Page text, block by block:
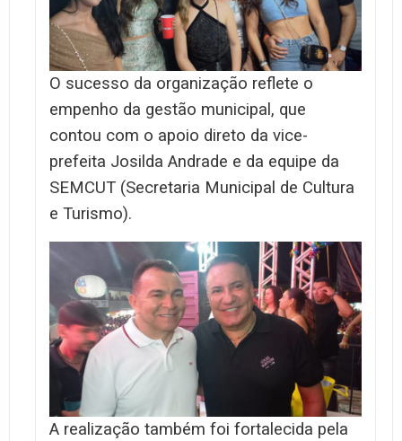
O sucesso da organização reflete o
empenho da gestão municipal, que
contou com o apoio direto da vice-
prefeita Josilda Andrade e da equipe da
SEMCUT (Secretaria Municipal de Cultura
e Turismo).
A realização também foi fortalecida pela